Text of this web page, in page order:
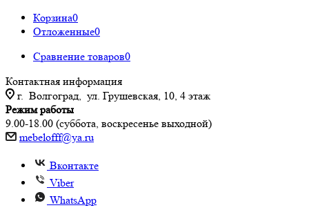
Корзина0
Отложенные0
Сравнение товаров0
Контактная информация
г. Волгоград, ул. Грушевская, 10, 4 этаж
Режим работы
9.00-18.00 (суббота, воскресенье выходной)
mebelofff@ya.ru
Вконтакте
Viber
WhatsApp